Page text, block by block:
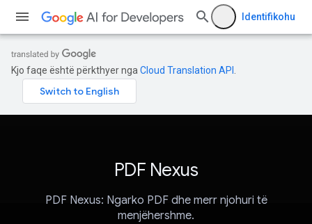
Identifikohu
Kjo faqe është përkthyer nga Cloud Translation API
PDF Nexus
PDF Nexus: Ngarko PDF dhe merr njohuri të
menjëhershme.